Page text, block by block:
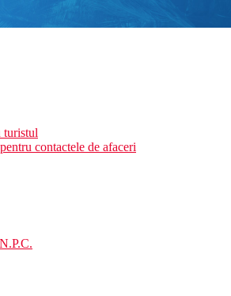
turistul
contactele de afaceri